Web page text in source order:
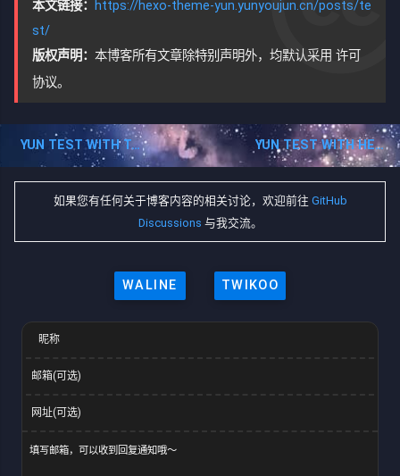
本文链接： https://hexo-theme-yun.yunyoujun.cn/posts/te
st/
版权声明： 本博客所有文章除特别声明外，均默认采用 许可
协议。
YUN TEST WITH TAGS YUN TEST WITH HEXO-TAG-COMMON
如果您有任何关于博客内容的相关讨论，欢迎前往 GitHub
Discussions 与我交流。
WALINE TWIKOO
昵称
邮箱(可选)
网址(可选)